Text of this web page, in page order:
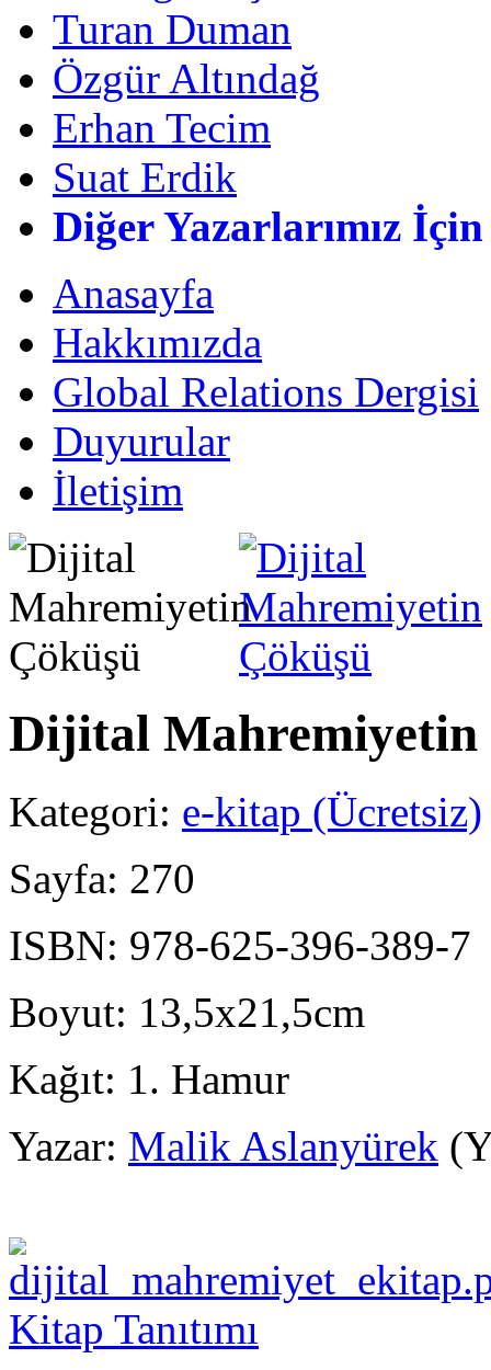
Turan Duman
Özgür Altındağ
Erhan Tecim
Suat Erdik
Diğer Yazarlarımız İçin
Anasayfa
Hakkımızda
Global Relations Dergisi
Duyurular
İletişim
Dijital Mahremiyetin
Kategori: e-kitap (Ücretsiz)
Sayfa: 270
ISBN: 978-625-396-389-7
Boyut: 13,5x21,5cm
Kağıt: 1. Hamur
Yazar: Malik Aslanyürek
Kitap Tanıtımı